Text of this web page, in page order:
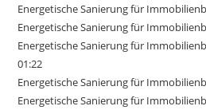
Energetische Sanierung für
Energetische Sanierung für
Energetische Sanierung für
01:22
Energetische Sanierung für
Energetische Sanierung für